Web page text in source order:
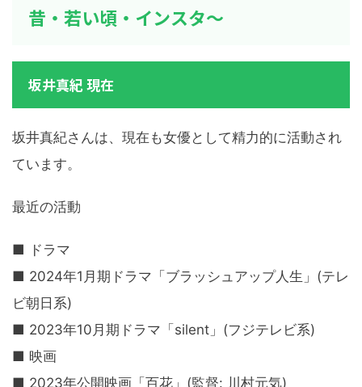
昔・若い頃・インスタ～
坂井真紀 現在
坂井真紀さんは、現在も女優として精力的に活動され
ています。
最近の活動
■ ドラマ
■ 2024年1月期ドラマ「ブラッシュアップ人生」(テレ
ビ朝日系)
■ 2023年10月期ドラマ「silent」(フジテレビ系)
■ 映画
■ 2023年公開映画「百花」(監督: 川村元気)